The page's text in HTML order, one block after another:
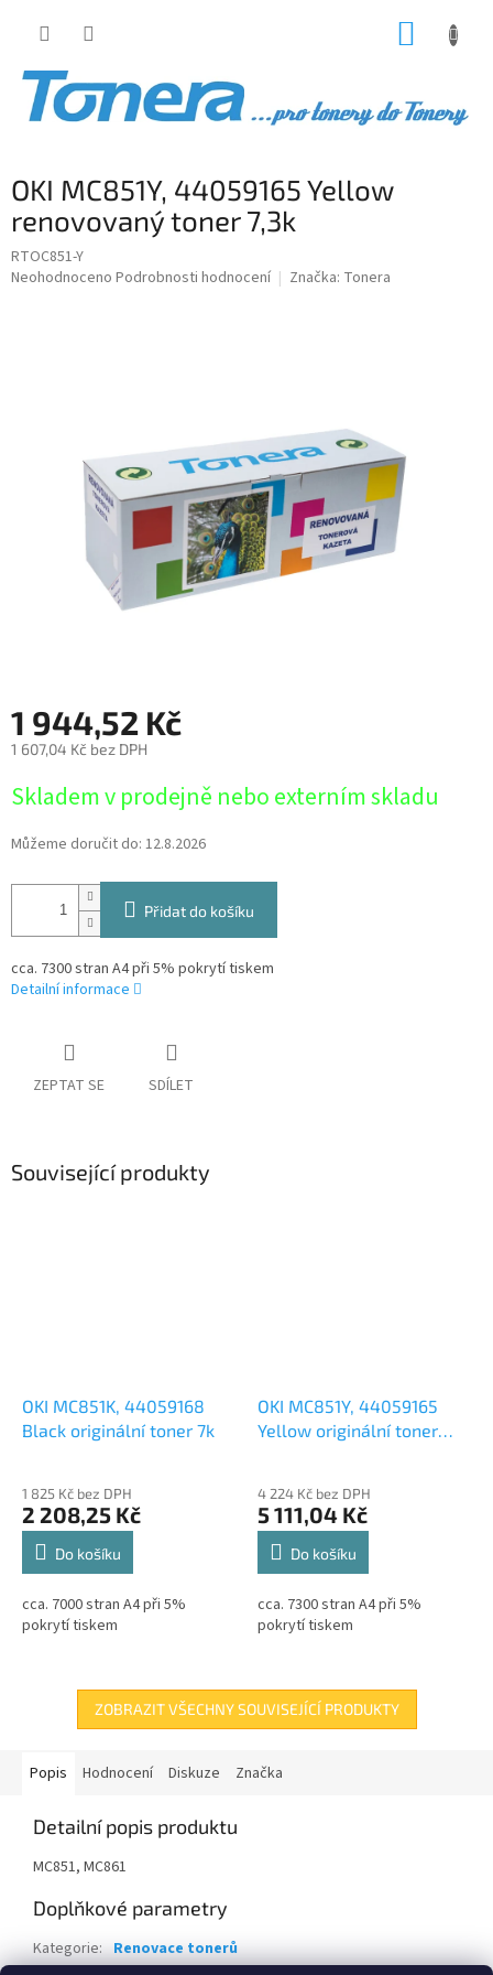
OKI MC851Y, 44059165 Yellow
renovovaný toner 7,3k
RTOC851-Y
Průměrné
Neohodnoceno Podrobnosti hodnocení Značka: Tonera
1 944,52 Kč
1 607,04 Kč bez DPH
cena:
Skladem v prodejně nebo externím skladu
Můžeme doručit do: 12.8.2026
Přidat do košíku
cca. 7300 stran A4 při 5% pokrytí tiskem
Detailní informace
ZEPTAT SE SDÍLET
Související produkty
OKI MC851K, 44059168
Black originální toner 7k
1 825 Kč bez DPH
2 208,25 Kč
Do košíku
cca. 7000 stran A4 při 5%
pokrytí tiskem
OKI MC851Y, 44059165
Yellow originální toner
4 224 Kč bez DPH
5 111,04 Kč
Do košíku
cca. 7300 stran A4 při 5%
pokrytí tiskem
ZOBRAZIT VŠECHNY SOUVISEJÍCÍ PRODUKTY
Popis Hodnocení Diskuze Značka
Detailní popis produktu
MC851, MC861
Doplňkové parametry
Kategorie: Renovace tonerů